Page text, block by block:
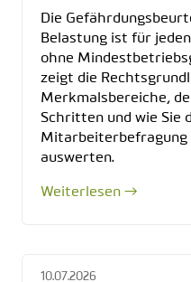
Die
Belastung ist für
ohne
zeigt die
Merkmalsbereiche,
Schritten und wie Sie
Mitarbeiterbefragung
auswerten.
Weiterlesen →
10.07.2026